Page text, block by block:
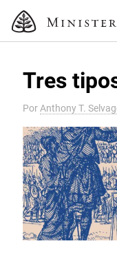
Tres
Por Anthony T.